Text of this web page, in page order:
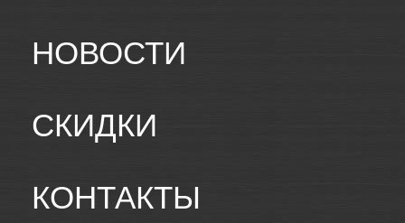
НОВОСТИ
СКИДКИ
КОНТАКТЫ